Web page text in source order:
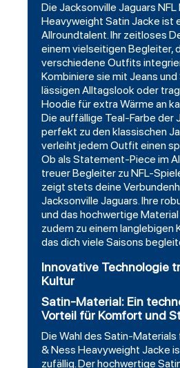
Die Jacksonville Jaguars
Heavyweight Satin Jacke ist
Allroundtalent. Ihr zeitloses
einem vielseitigen Begleiter,
verschiedene Outfits
Kombiniere sie mit Jeans
lässigen Alltagslook oder
Hoodie für extra Wärme an
Die auffällige Teal-Farbe der
perfekt zu den klassischen
verleiht jedem Outfit einen
Ob als Statement-Piece im
treuer Begleiter zu NFL-
zeigt stets deine
Jacksonville Jaguars. Ihre
und das hochwertige
zudem zu einem langlebigen
das dich viele Saisons
Innovative Technologie
Kultur
Satin-Material: Ein
Vorteil für Komfort und
Die Wahl des Satin-
& Ness Heavyweight Jacke
zufällig. Der hochwertige